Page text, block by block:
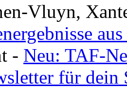
Vluyn,
- Neu: TAF-
für dein